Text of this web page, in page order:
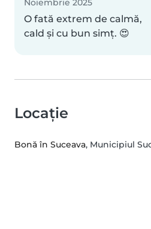
Noiembrie 2025
O fată extrem de calmă,
cald și cu bun simț. 😍
Locație
Bonă în Suceava, Municipiul